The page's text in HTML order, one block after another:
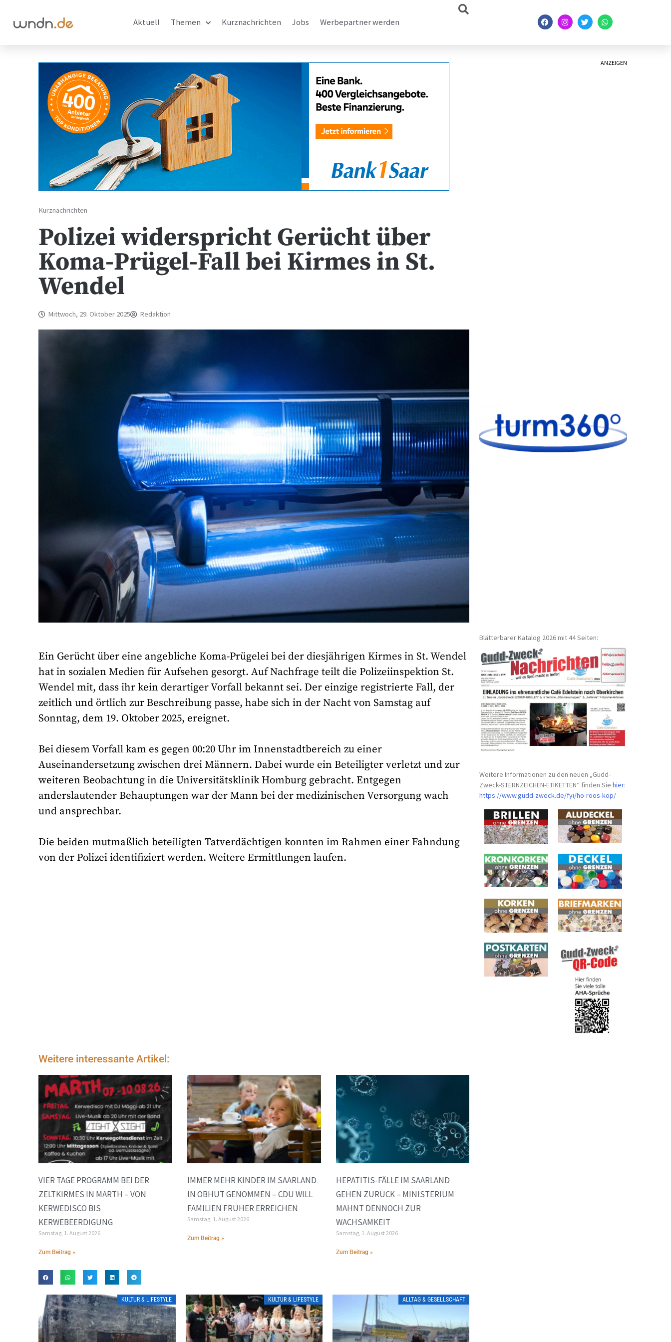
Aktuell Themen Kurznachrichten Jobs Werbepartner werden
Kurznachrichten
Polizei widerspricht Gerücht über
Koma-Prügel-Fall bei Kirmes in St.
Wendel
Mittwoch, 29. Oktober 2025 Redaktion
Ein Gerücht über eine angebliche Koma-Prügelei bei der diesjährigen Kirmes in St. Wendel
hat in sozialen Medien für Aufsehen gesorgt. Auf Nachfrage teilt die Polizeiinspektion St.
Wendel mit, dass ihr kein derartiger Vorfall bekannt sei. Der einzige registrierte Fall, der
zeitlich und örtlich zur Beschreibung passe, habe sich in der Nacht von Samstag auf
Sonntag, dem 19. Oktober 2025, ereignet.
Bei diesem Vorfall kam es gegen 00:20 Uhr im Innenstadtbereich zu einer
Auseinandersetzung zwischen drei Männern. Dabei wurde ein Beteiligter verletzt und zur
weiteren Beobachtung in die Universitätsklinik Homburg gebracht. Entgegen
anderslautender Behauptungen war der Mann bei der medizinischen Versorgung wach
und ansprechbar.
Die beiden mutmaßlich beteiligten Tatverdächtigen konnten im Rahmen einer Fahndung
von der Polizei identifiziert werden. Weitere Ermittlungen laufen.
Weitere interessante Artikel:
VIER TAGE PROGRAMM BEI DER
ZELTKIRMES IN MARTH – VON
KERWEDISCO BIS
KERWEBEERDIGUNG
Samstag, 1. August 2026
Zum Beitrag »
IMMER MEHR KINDER IM SAARLAND
IN OBHUT GENOMMEN – CDU WILL
FAMILIEN FRÜHER ERREICHEN
Samstag, 1. August 2026
Zum Beitrag »
HEPATITIS-FÄLLE IM SAARLAND
GEHEN ZURÜCK – MINISTERIUM
MAHNT DENNOCH ZUR
WACHSAMKEIT
Samstag, 1. August 2026
Zum Beitrag »
KULTUR & LIFESTYLE KULTUR & LIFESTYLE ALLTAG & GESELLSCHAFT
ANZEIGEN
Blätterbarer Katalog 2026 mit 44 Seiten:
Weitere Informationen zu den neuen „Gudd-
Zweck-STERNZEICHEN-ETIKETTEN“ finden Siehier:
https://www.gudd-zweck.de/fyi/ho-roos-kop/